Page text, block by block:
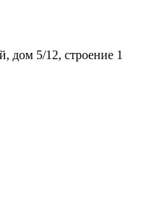
дом 5/12, строение 1